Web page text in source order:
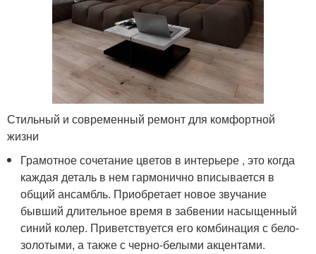
Стильный и современный ремонт для комфортной
жизни
Грамотное сочетание цветов в интерьере , это когда
каждая деталь в нем гармонично вписывается в
общий ансамбль. Приобретает новое звучание
бывший длительное время в забвении насыщенный
синий колер. Приветствуется его комбинация с бело-
золотыми, а также с черно-белыми акцентами.